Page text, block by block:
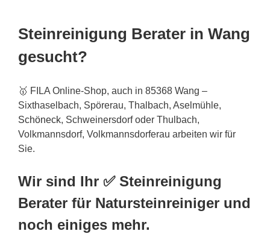
Steinreinigung Berater in Wang
gesucht?
🥇 FILA Online-Shop, auch in 85368 Wang –
Sixthaselbach, Spörerau, Thalbach, Aselmühle,
Schöneck, Schweinersdorf oder Thulbach,
Volkmannsdorf, Volkmannsdorferau arbeiten wir für
Sie.
Wir sind Ihr ✅ Steinreinigung
Berater für Natursteinreiniger und
noch einiges mehr.